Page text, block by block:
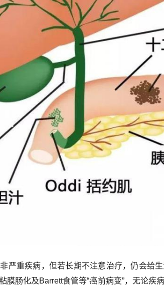
严重疾病，但若长期不注意治疗，仍会给
膜肠化及Barrett食管等“癌前病变”，无论疾